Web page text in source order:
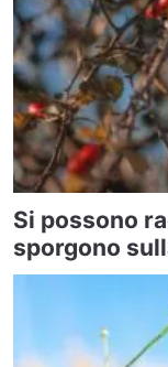
Si possono
sporgono